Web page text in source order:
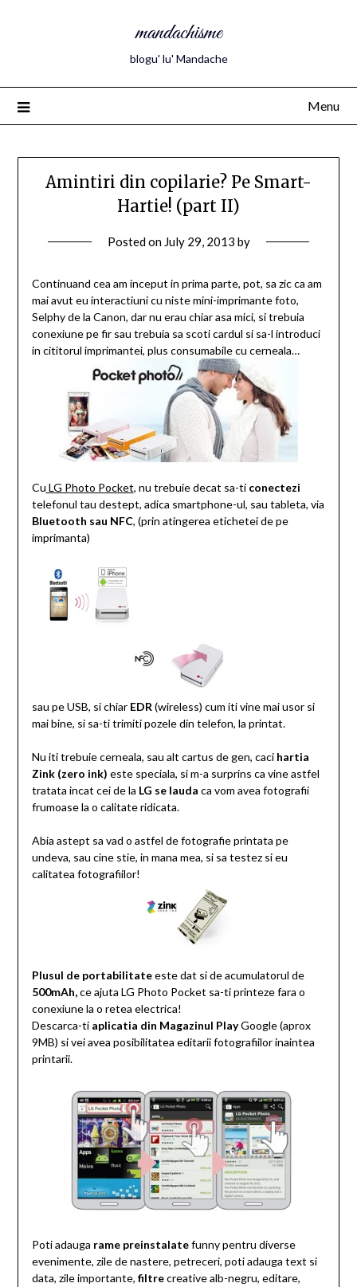
mandachisme
blogu' lu' Mandache
Menu
Amintiri din copilarie? Pe Smart-
Hartie! (part II)
Posted on July 29, 2013 by
Continuand cea am inceput in prima parte, pot, sa zic ca am
mai avut eu interactiuni cu niste mini-imprimante foto,
Selphy de la Canon, dar nu erau chiar asa mici, si trebuia
conexiune pe fir sau trebuia sa scoti cardul si sa-l introduci
in cititorul imprimantei, plus consumabile cu cerneala…
Cu LG Photo Pocket, nu trebuie decat sa-ti conectezi
telefonul tau destept, adica smartphone-ul, sau tableta, via
Bluetooth sau NFC, (prin atingerea etichetei de pe
imprimanta)
sau pe USB, si chiar EDR (wireless) cum iti vine mai usor si
mai bine, si sa-ti trimiti pozele din telefon, la printat.
Nu iti trebuie cerneala, sau alt cartus de gen, caci hartia
Zink (zero ink) este speciala, si m-a surprins ca vine astfel
tratata incat cei de la LG se lauda ca vom avea fotografii
frumoase la o calitate ridicata.
Abia astept sa vad o astfel de fotografie printata pe
undeva, sau cine stie, in mana mea, si sa testez si eu
calitatea fotografiilor!
Plusul de portabilitateeste dat si de acumulatorul de
500mAh,ce ajuta LG Photo Pocket sa-ti printeze fara o
conexiune la o retea electrica!
Descarca-ti aplicatia din Magazinul PlayGoogle (aprox
9MB) si vei avea posibilitatea editarii fotografiilor inaintea
printarii.
Poti adauga rame preinstalatefunny pentru diverse
evenimente, zile de nastere, petreceri, poti adauga text si
data, zile importante, filtrecreative alb-negru, editare,